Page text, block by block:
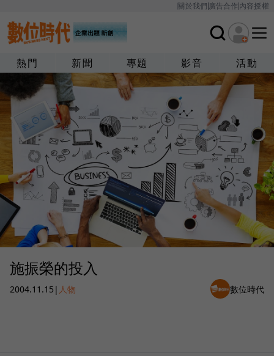
關於我們廣告合作內容授權
熱門 新聞 專題 影音 活動
施振榮的投入
2004.11.15 | 人物 數位時代